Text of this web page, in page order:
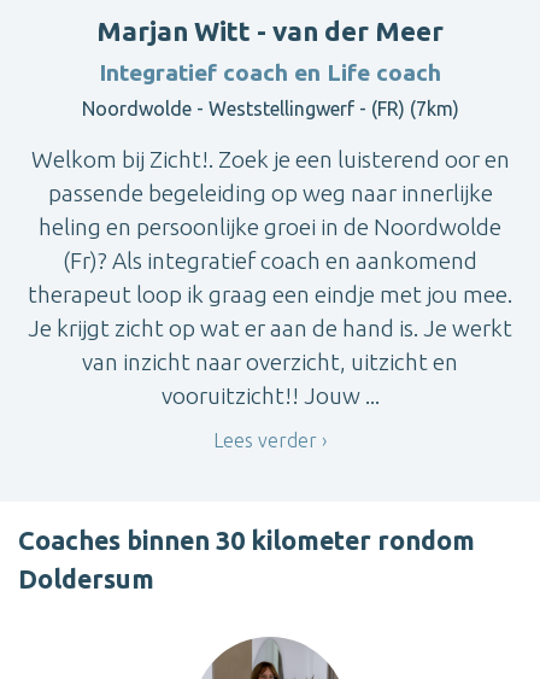
Marjan Witt - van der Meer
Integratief coach en Life coach
Noordwolde - Weststellingwerf - (FR) (7km)
Welkom bij Zicht!. Zoek je een luisterend oor en
passende begeleiding op weg naar innerlijke
heling en persoonlijke groei in de Noordwolde
(Fr)? Als integratief coach en aankomend
therapeut loop ik graag een eindje met jou mee.
Je krijgt zicht op wat er aan de hand is. Je werkt
van inzicht naar overzicht, uitzicht en
vooruitzicht!! Jouw ...
Lees verder
Coaches binnen 30 kilometer rondom
Doldersum